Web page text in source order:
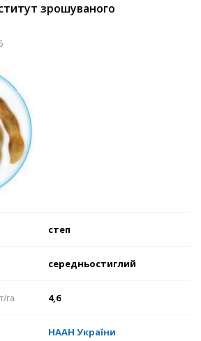
зрошуваного
степ
середньостиглий
га 4,6
НААН України